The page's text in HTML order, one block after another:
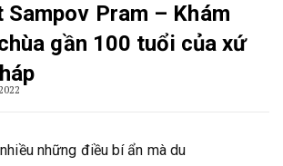
Sampov Pram – Khám
gần 100 tuổi của xứ
những điều bí ẩn mà du